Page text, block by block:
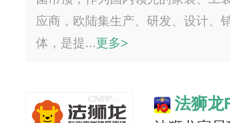
应商，欧陆集生产、研发、设计、
体，是提...更多>
法狮